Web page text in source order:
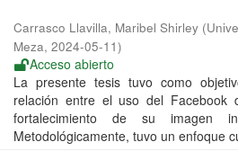
Carrasco Llavilla, Maribel Shirley (
Meza, 2024-05-11)
Acceso abierto
La presente tesis tuvo como
relación entre el uso del Facebook
fortalecimiento de su imagen
Metodológicamente, tuvo un enfoque